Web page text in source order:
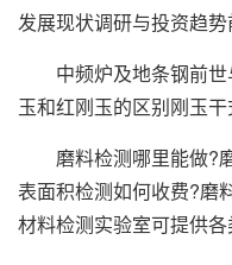
发展现状调研与投资趋
中频炉及地条钢前世
玉和红刚玉的区别刚玉
磨料检测哪里能做?磨
表面积检测如何收费?磨
材料检测实验室可提供